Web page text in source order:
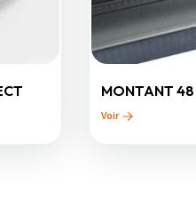
MONTANT 48
Voir